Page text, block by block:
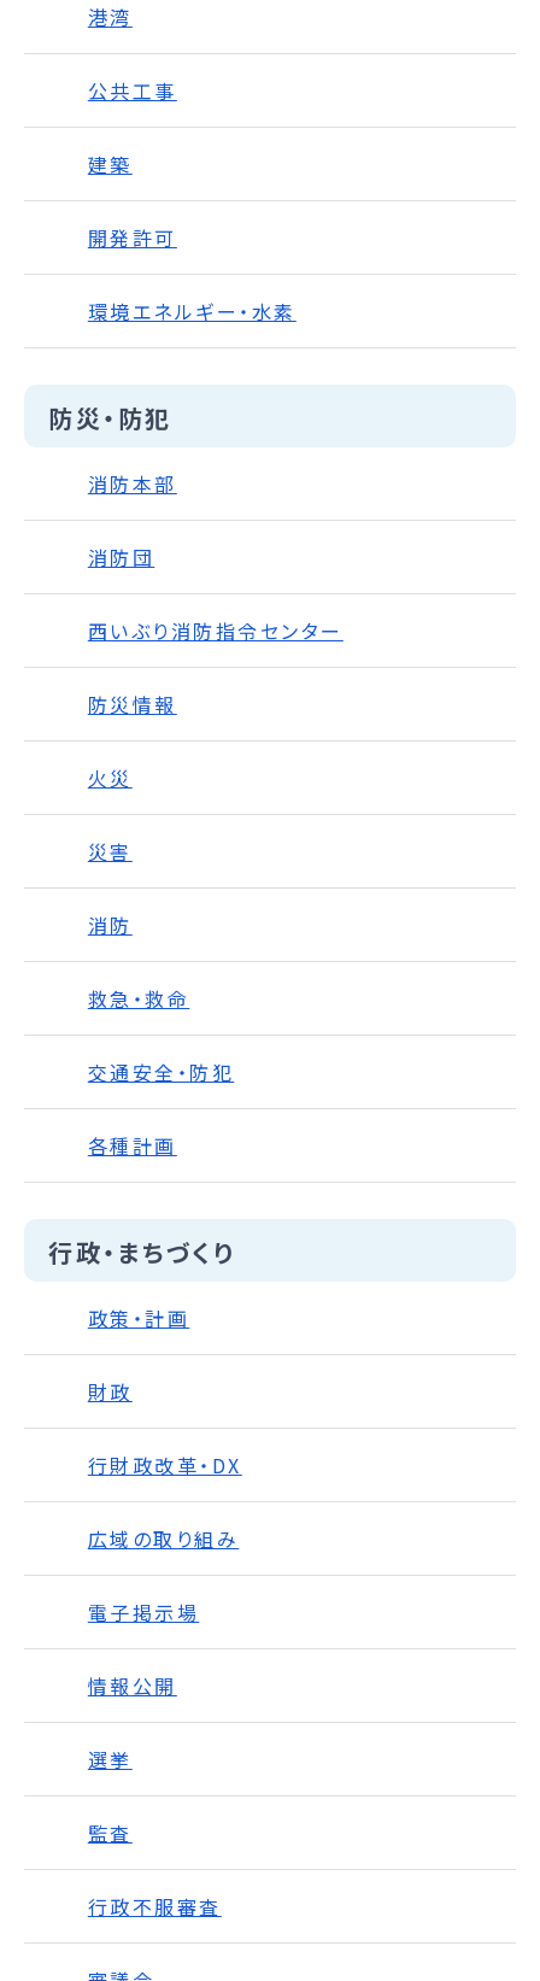
港湾
公共工事
建築
開発許可
環境エネルギー・水素
防災・防犯
消防本部
消防団
西いぶり消防指令センター
防災情報
火災
災害
消防
救急・救命
交通安全・防犯
各種計画
行政・まちづくり
政策・計画
財政
行財政改革・DX
広域の取り組み
電子掲示場
情報公開
選挙
監査
行政不服審査